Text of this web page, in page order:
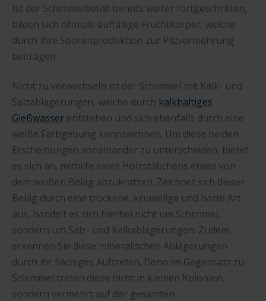
Ist der Schimmelbefall bereits weiter fortgeschritten,
bilden sich oftmals auffällige Fruchtkörper, welche
durch ihre Sporenproduktion zur Pilzvermehrung
beitragen.
Nicht zu verwechseln ist der Schimmel mit Kalk- und
Salzablagerungen, welche durch kalkhaltiges
Gießwasser entstehen und sich ebenfalls durch eine
weiße Farbgebung kennzeichnen. Um diese beiden
Erscheinungen voneinander zu unterscheiden, bietet
es sich an, mithilfe eines Holzstäbchens etwas von
dem weißen Belag abzukratzen. Zeichnet sich dieser
Belag durch eine trockene, krümelige und harte Art
aus, handelt es sich hierbei nicht um Schimmel,
sondern um Salz- und Kalkablagerungen. Zudem
erkennen Sie diese mineralischen Ablagerungen
durch ihr flächiges Auftreten. Denn im Gegensatz zu
Schimmel treten diese nicht in kleinen Kolonien,
sondern vermehrt auf der gesamten